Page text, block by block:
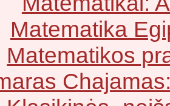
Matematika
Matematikos